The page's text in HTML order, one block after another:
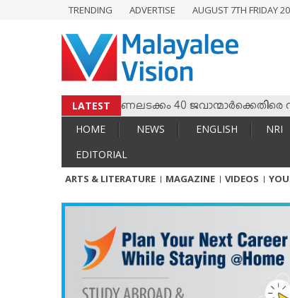
ENTERTAINMENT
TECH & AUTO
ARTS & LITERATURE
TRENDING ADVERTISE AUGUST 7TH FRIDAY
LATEST
കേണലടക്കം 40 ജവാന്മാര്‍ക്കെതിരെ
HOME NEWS ENGLISH NRI
EDITORIAL
ARTS & LITERATURE MAGAZINE VIDEOS